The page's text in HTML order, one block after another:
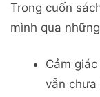
Trong cuốn
mình qua
Cảm
vẫn chưa